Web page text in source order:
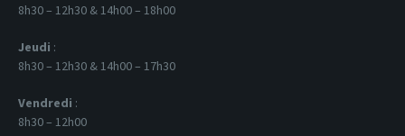
8h30 – 12h30 & 14h00 – 18h00
Jeudi :
8h30 – 12h30 & 14h00 – 17h30
Vendredi :
8h30 – 12h00